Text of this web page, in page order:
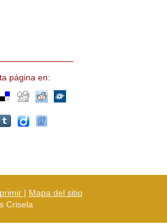
página en:
| Mapa del sitio
Crisela